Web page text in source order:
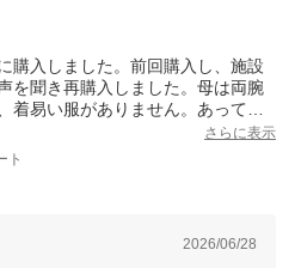
購入しました。前回購入し、施設
を聞き再購入しました。母は両腕
着易い服がありません。あっても
がしたいなぁと思います。そし
りがたいです。
さらに表示
ト
2026/06/28